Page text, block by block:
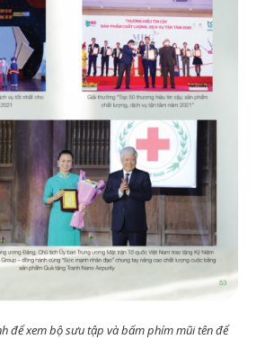
để xem bộ sưu tập và bấm phím mũi tên để